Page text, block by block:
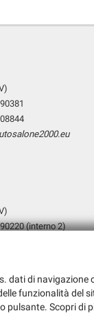
(interno 2)
di
funzionalità
pulsante. Scopri di